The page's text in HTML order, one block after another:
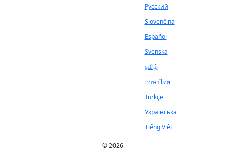
Русский
Slovenčina
Español
Svenska
தமிழ்
ภาษาไทย
Türkçe
Українська
Tiếng Việt
© 2026